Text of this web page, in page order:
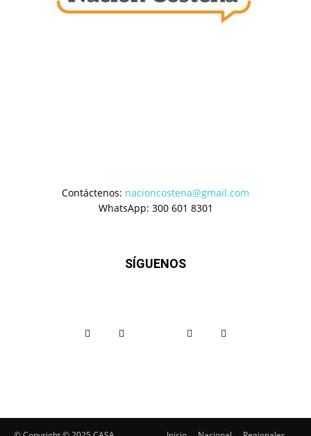
Contáctenos: nacioncostena@gmail.com
WhatsApp: 300 601 8301
SÍGUENOS